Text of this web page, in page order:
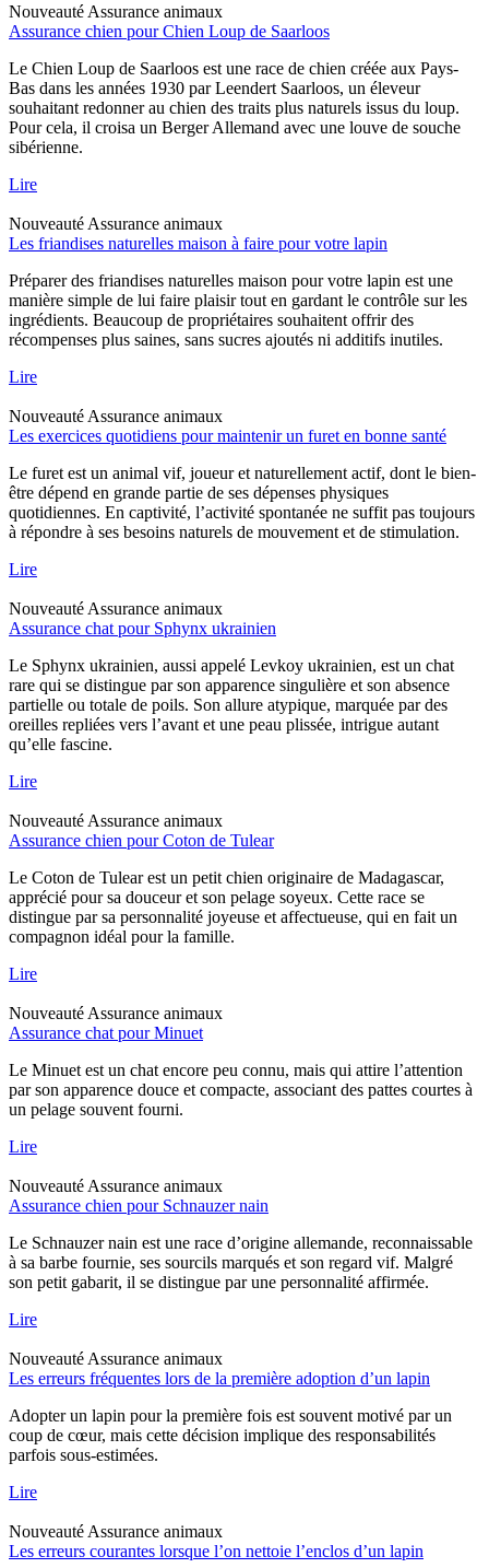
Nouveauté Assurance animaux
Assurance chien pour Chien Loup de Saarloos
Le Chien Loup de Saarloos est une race de chien créée aux Pays-
Bas dans les années 1930 par Leendert Saarloos, un éleveur
souhaitant redonner au chien des traits plus naturels issus du loup.
Pour cela, il croisa un Berger Allemand avec une louve de souche
sibérienne.
Lire
Nouveauté Assurance animaux
Les friandises naturelles maison à faire pour votre lapin
Préparer des friandises naturelles maison pour votre lapin est une
manière simple de lui faire plaisir tout en gardant le contrôle sur les
ingrédients. Beaucoup de propriétaires souhaitent offrir des
récompenses plus saines, sans sucres ajoutés ni additifs inutiles.
Lire
Nouveauté Assurance animaux
Les exercices quotidiens pour maintenir un furet en bonne santé
Le furet est un animal vif, joueur et naturellement actif, dont le bien-
être dépend en grande partie de ses dépenses physiques
quotidiennes. En captivité, l’activité spontanée ne suffit pas toujours
à répondre à ses besoins naturels de mouvement et de stimulation.
Lire
Nouveauté Assurance animaux
Assurance chat pour Sphynx ukrainien
Le Sphynx ukrainien, aussi appelé Levkoy ukrainien, est un chat
rare qui se distingue par son apparence singulière et son absence
partielle ou totale de poils. Son allure atypique, marquée par des
oreilles repliées vers l’avant et une peau plissée, intrigue autant
qu’elle fascine.
Lire
Nouveauté Assurance animaux
Assurance chien pour Coton de Tulear
Le Coton de Tulear est un petit chien originaire de Madagascar,
apprécié pour sa douceur et son pelage soyeux. Cette race se
distingue par sa personnalité joyeuse et affectueuse, qui en fait un
compagnon idéal pour la famille.
Lire
Nouveauté Assurance animaux
Assurance chat pour Minuet
Le Minuet est un chat encore peu connu, mais qui attire l’attention
par son apparence douce et compacte, associant des pattes courtes à
un pelage souvent fourni.
Lire
Nouveauté Assurance animaux
Assurance chien pour Schnauzer nain
Le Schnauzer nain est une race d’origine allemande, reconnaissable
à sa barbe fournie, ses sourcils marqués et son regard vif. Malgré
son petit gabarit, il se distingue par une personnalité affirmée.
Lire
Nouveauté Assurance animaux
Les erreurs fréquentes lors de la première adoption d’un lapin
Adopter un lapin pour la première fois est souvent motivé par un
coup de cœur, mais cette décision implique des responsabilités
parfois sous-estimées.
Lire
Nouveauté Assurance animaux
Les erreurs courantes lorsque l’on nettoie l’enclos d’un lapin